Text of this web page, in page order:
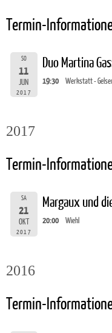
Termin-
SO
11
JUN
2017
Duo Martina
19:30 Werkstatt -
2017
Termin-
SA
21
OKT
2017
Margaux und
20:00 Wiehl
2016
Termin-